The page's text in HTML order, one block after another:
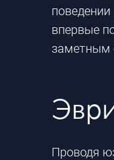
впервые
заметным
Проводя